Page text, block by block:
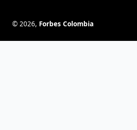
© 2026, Forbes Colombia